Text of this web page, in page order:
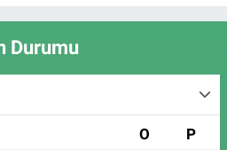
Tarifi Al
SAĞLIK SOK. B-BLOK NO:16
KARŞISI)
Durumu
O P